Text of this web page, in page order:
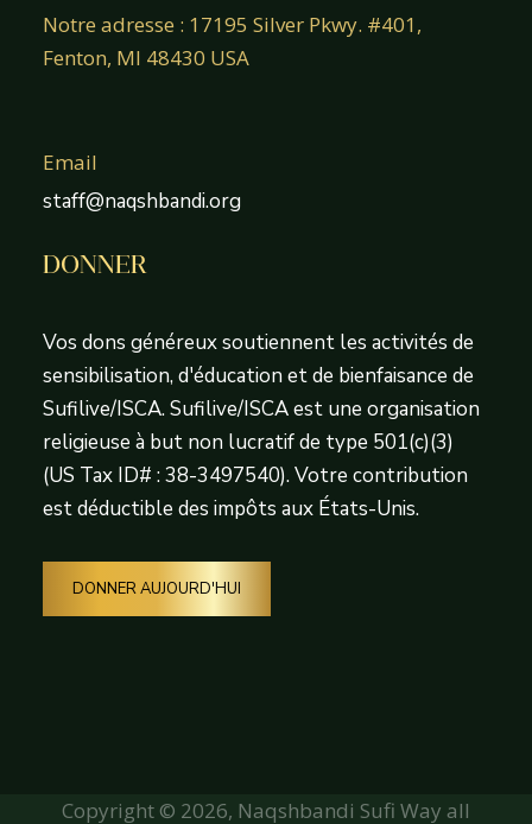
Notre adresse : 17195 Silver Pkwy. #401,
Fenton, MI 48430 USA
Email
staff@naqshbandi.org
DONNER
Vos dons généreux soutiennent les activités de
sensibilisation, d'éducation et de bienfaisance de
Sufilive/ISCA. Sufilive/ISCA est une organisation
religieuse à but non lucratif de type 501(c)(3)
(US Tax ID# : 38-3497540). Votre contribution
est déductible des impôts aux États-Unis.
DONNER AUJOURD'HUI
Copyright © 2026, Naqshbandi Sufi Way all